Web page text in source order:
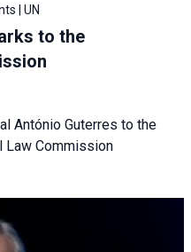
| UN
to the
António Guterres to the
Law Commission